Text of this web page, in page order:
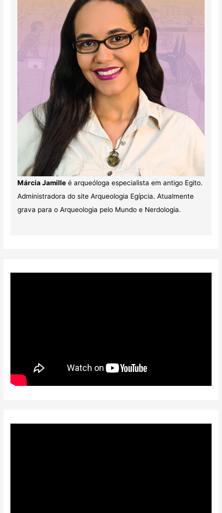
Márcia Jamilleé arqueóloga especialista em antigo Egito.
Administradora do site Arqueologia Egípcia. Atualmente
grava para o Arqueologia pelo Mundo e Nerdologia.